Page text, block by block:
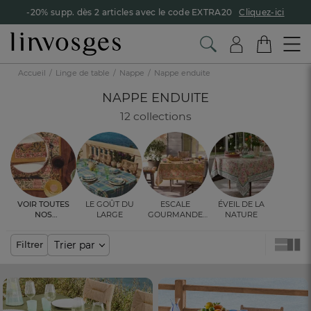
-20% supp. dès 2 articles avec le code EXTRA20 Cliquez-ici
Accueil Linge de table Nappe Nappe enduite
NAPPE ENDUITE
12 collections
Le goût du
large
Escale
gourmande
Éveil de la
nature
Voir toutes
nos
Filtrer Trier par